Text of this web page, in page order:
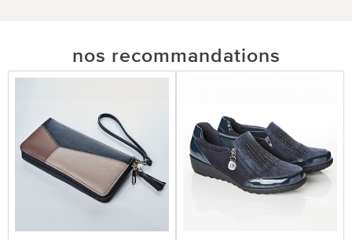
nos recommandations